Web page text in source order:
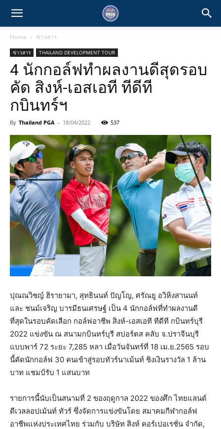
Home ข่าวสาร
ข่าวสาร THAILAND DEVELOPMENT TOUR
4 นักกอล์ฟทำผลงานดีสุดรอบ
คัด สิงห์-เอสเอที ทีดีที
กบินทร์ฯ
By Thailand PGA - 18/04/2022 537
ปุณณวิชญ์ ฮิรายามา, สุทธินนท์ ปัญโญ, ศรัณยู อวิหิงสานนท์
และ ชนม์เจริญ บารมีธนเศรษฐ์ เป็น 4 นักกอล์ฟที่ทำผลงานดี
ที่สุดในรอบคัดเลือก กอล์ฟอาชีพ สิงห์-เอสเอที ทีดีที กบินทร์บุรี
2022 แข่งขัน ณ สนามกบินทร์บุรี สปอร์ตส คลับ จ.ปราจีนบุรี
แบบพาร์ 72 ระยะ 7,285 หลา เมื่อวันจันทร์ที่ 18 เม.ย.2565 รอบ
นี้คัดนักกอล์ฟ 30 คนเข้าสู่รอบทัวร์นาเม้นท์ ชิงเงินรางวัล 1 ล้าน
บาท แชมป์รับ 1 แสนบาท
รายการนี้นับเป็นสนามที่ 2 ของฤดูกาล 2022 ของศึก ไทยแลนด์
ดีเวลลอปเม้นท์ ทัวร์ ซึ่งจัดการแข่งขันโดย สมาคมกีฬากอล์ฟ
อาชีพแห่งประเทศไทย ร่วมกับ บริษัท สิงห์ คอร์เปอเรชั่น จำกัด,